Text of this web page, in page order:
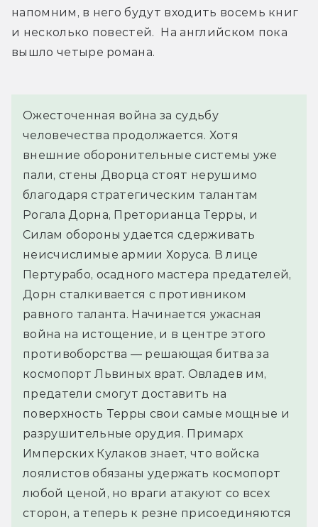
напомним, в него будут входить восемь книг
и несколько повестей.  На английском пока
вышло четыре романа.
Ожесточенная война за судьбу
человечества продолжается. Хотя
внешние оборонительные системы уже
пали, стены Дворца стоят нерушимо
благодаря стратегическим талантам
Рогала Дорна, Преторианца Терры, и
Силам обороны удается сдерживать
неисчислимые армии Хоруса. В лице
Пертурабо, осадного мастера предателей,
Дорн сталкивается с противником
равного таланта. Начинается ужасная
война на истощение, и в центре этого
противоборства — решающая битва за
космопорт Львиных врат. Овладев им,
предатели смогут доставить на
поверхность Терры свои самые мощные и
разрушительные орудия. Примарх
Имперских Кулаков знает, что войска
лоялистов обязаны удержать космопорт
любой ценой, но враги атакуют со всех
сторон, а теперь к резне присоединяются